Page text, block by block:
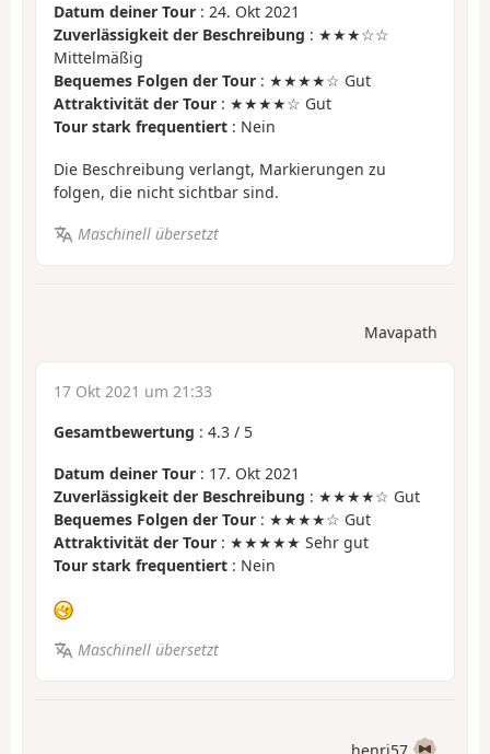
Datum deiner Tour : 24. Okt 2021
Zuverlässigkeit der Beschreibung : ★★★☆☆
Mittelmäßig
Bequemes Folgen der Tour : ★★★★☆ Gut
Attraktivität der Tour : ★★★★☆ Gut
Tour stark frequentiert : Nein
Die Beschreibung verlangt, Markierungen zu
folgen, die nicht sichtbar sind.
Maschinell übersetzt
Mavapath
17 Okt 2021 um 21:33
Gesamtbewertung : 4.3 / 5
Datum deiner Tour : 17. Okt 2021
Zuverlässigkeit der Beschreibung : ★★★★☆ Gut
Bequemes Folgen der Tour : ★★★★☆ Gut
Attraktivität der Tour : ★★★★★ Sehr gut
Tour stark frequentiert : Nein
Maschinell übersetzt